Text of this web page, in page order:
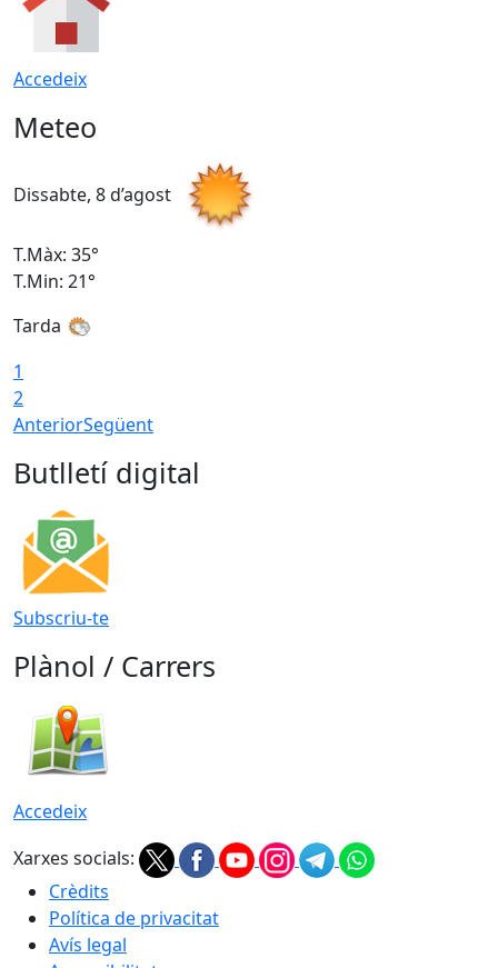
Accedeix
Meteo
Dissabte, 8 d’agost
T.Màx: 35°
T.Min: 21°
Tarda
1
2
AnteriorSegüent
Butlletí digital
Subscriu-te
Plànol / Carrers
Accedeix
Xarxes socials:
Crèdits
Política de privacitat
Avís legal